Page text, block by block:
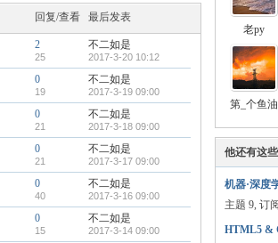
回复/查看 最后发表
2
25
不二如是
2017-3-20 10:12
0
19
不二如是
2017-3-19 09:00
0
21
不二如是
2017-3-18 09:00
0
21
不二如是
2017-3-17 09:00
0
40
不二如是
2017-3-16 09:00
0
15
不二如是
2017-3-14 09:00
老py
第_个鱼油
他还有这
机器·深度
主题 9, 订
HTML5 &